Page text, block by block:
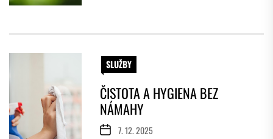
SLUŽBY
ČISTOTA A HYGIENA BEZ
NÁMAHY
7. 12. 2025